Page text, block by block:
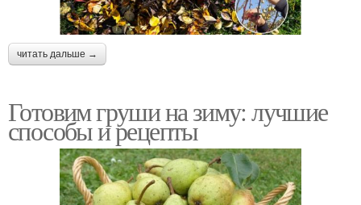
читать дальше →
Готовим груши на зиму: лучшие
способы и рецепты